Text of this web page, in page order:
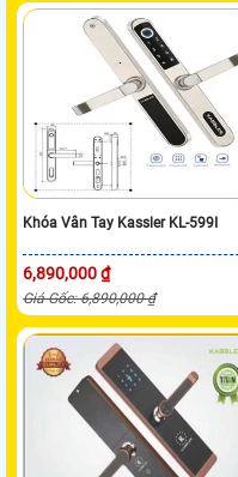
Khóa Vân Tay Kassler KL-599I
6,890,000 ₫
Giá Gốc: 6,890,000 ₫